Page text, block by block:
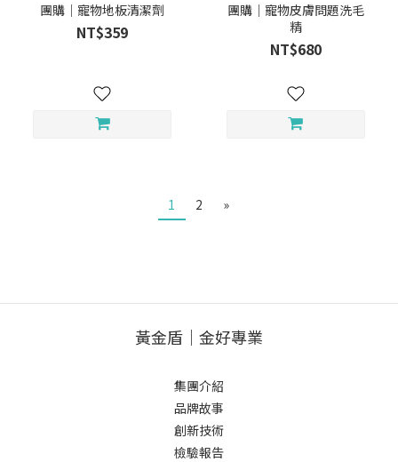
團購｜寵物地板清潔劑
NT$359
團購｜寵物皮膚問題洗毛
精
NT$680
1 2 »
黃金盾｜金好專業
集團介紹
品牌故事
創新技術
檢驗報告